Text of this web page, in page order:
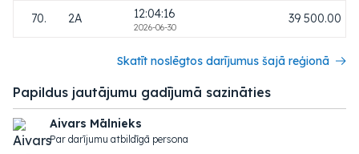
70. 2A 12:04:16
2026-06-30
39 500.00
Skatīt noslēgtos darījumus šajā reģionā
Papildus jautājumu gadījumā sazināties
Aivars Mālnieks
Par darījumu atbildīgā persona